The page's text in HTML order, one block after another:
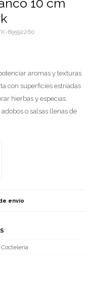
10 cm
69592260
aromas y texturas
con superficies estriadas
hierbas y especias.
o salsas llenas de
envío
Coctelería